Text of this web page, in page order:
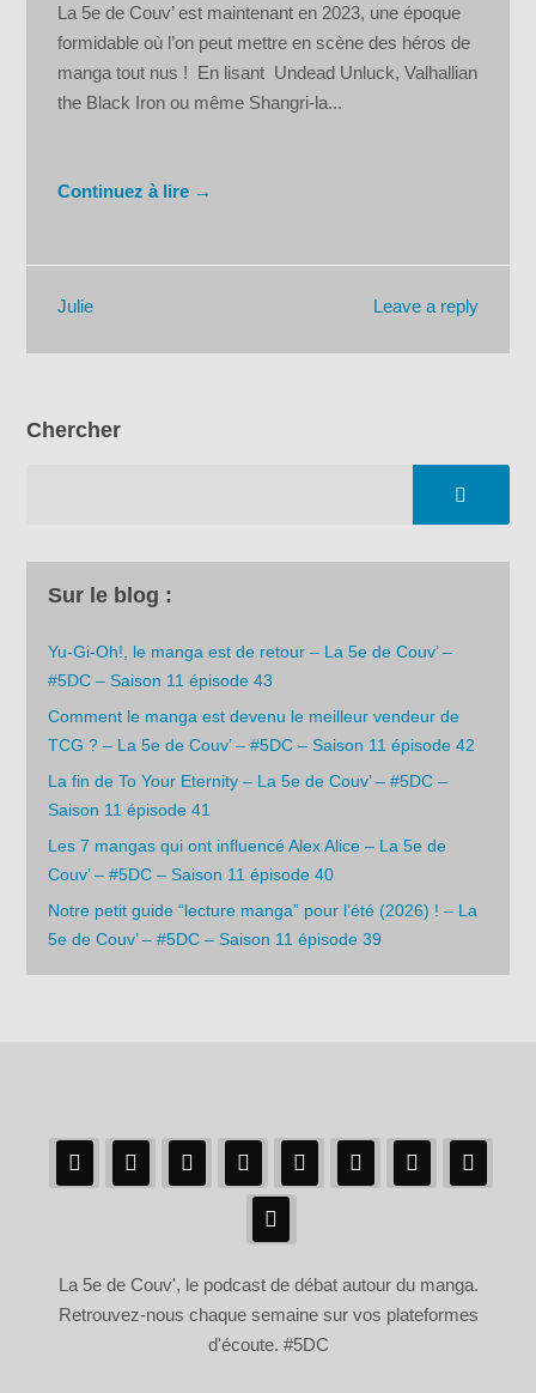
La 5e de Couv’ est maintenant en 2023, une époque
formidable où l’on peut mettre en scène des héros de
manga tout nus ! En lisant Undead Unluck, Valhallian
the Black Iron ou même Shangri-la...
Continuez à lire →
Leave a reply
Julie
Chercher
Sur le blog :
Yu-Gi-Oh!, le manga est de retour – La 5e de Couv’ –
#5DC – Saison 11 épisode 43
Comment le manga est devenu le meilleur vendeur de
TCG ? – La 5e de Couv’ – #5DC – Saison 11 épisode 42
La fin de To Your Eternity – La 5e de Couv’ – #5DC –
Saison 11 épisode 41
Les 7 mangas qui ont influencé Alex Alice – La 5e de
Couv’ – #5DC – Saison 11 épisode 40
Notre petit guide “lecture manga” pour l’été (2026) ! – La
5e de Couv’ – #5DC – Saison 11 épisode 39
La 5e de Couv', le podcast de débat autour du manga.
Retrouvez-nous chaque semaine sur vos plateformes
d'écoute. #5DC